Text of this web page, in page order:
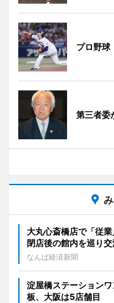
プロ野球
第三者
大丸心斎橋店で「従
閉店後の館内を巡り交
なんば経済新聞
淀屋橋ステーション
板、大阪は5店舗目